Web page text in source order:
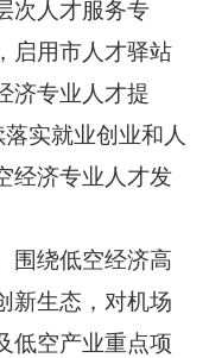
次人才服务专
启用市人才驿站
济专业人才提
实就业创业和人
经济专业人才发
围绕低空经济高
新生态，对机场
低空产业重点项